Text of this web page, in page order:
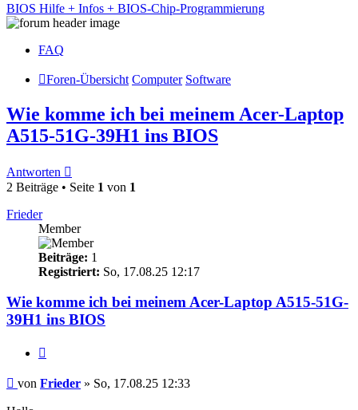
BIOS Hilfe + Infos + BIOS-Chip-Programmierung
FAQ
Foren-Übersicht Computer Software
Wie komme ich bei meinem Acer-Laptop
A515-51G-39H1 ins BIOS
Antworten
2 Beiträge • Seite 1 von 1
Frieder
Member
Beiträge: 1
Registriert: So, 17.08.25 12:17
Wie komme ich bei meinem Acer-Laptop A515-51G-
39H1 ins BIOS
Beitrag
von Frieder » So, 17.08.25 12:33